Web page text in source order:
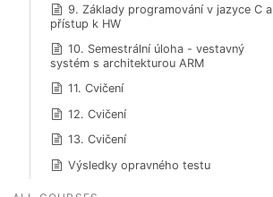
9. Základy programování v jazyce C a
přístup k HW
10. Semestrální úloha - vestavný
systém s architekturou ARM
11. Cvičení
12. Cvičení
13. Cvičení
Výsledky opravného testu